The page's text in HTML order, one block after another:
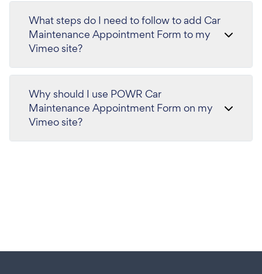
What steps do I need to follow to add Car
Maintenance Appointment Form to my
Vimeo site?
Why should I use POWR Car
Maintenance Appointment Form on my
Vimeo site?